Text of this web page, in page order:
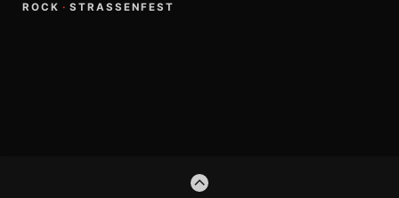
ROCK · STRASSENFEST
ZUM